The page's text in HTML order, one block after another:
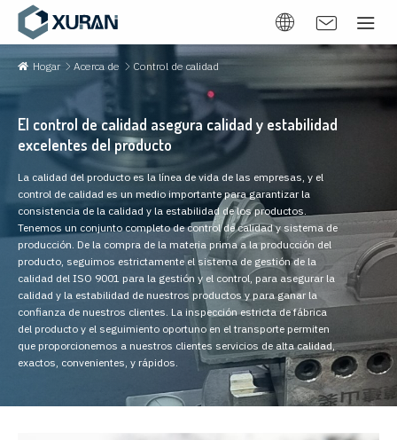
Hogar Acerca de Control de calidad
El control de calidad asegura calidad y estabilidad
excelentes del producto
La calidad del producto es la línea de vida de las empresas, y el
control de calidad es un medio importante para garantizar la
consistencia de la calidad y la estabilidad de los productos.
Tenemos un conjunto completo de control de calidad y sistema de
producción. De la compra de la materia prima a la producción del
producto, seguimos estrictamente el sistema de gestión de la
calidad del ISO 9001 para la gestión y el control, para asegurar la
calidad y la estabilidad de nuestros productos y para ganar la
confianza de nuestros clientes. La inspección estricta de fábrica
del producto y el seguimiento oportuno en el transporte permiten
que proporcionemos a nuestros clientes servicios de alta calidad,
exactos, convenientes, y rápidos.